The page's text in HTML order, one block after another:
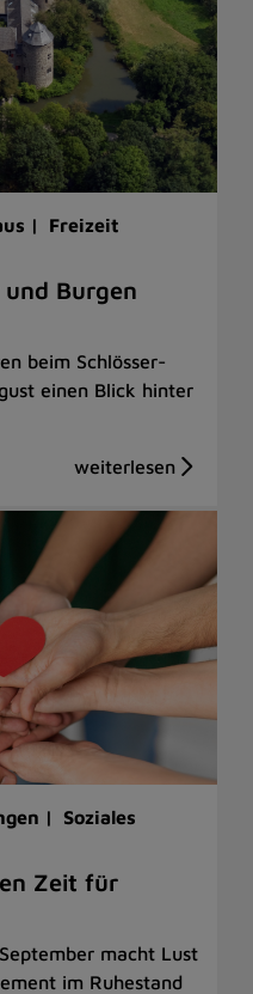
| Freizeit
und Burgen
beim Schlösser-
einen Blick hinter
| Soziales
Zeit für
macht Lust
im Ruhestand